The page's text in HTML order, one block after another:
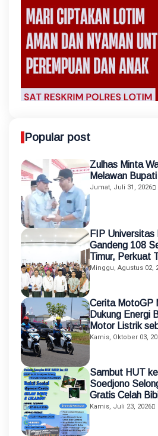
Popular post
Zulhas Minta
Melawan Bupati
Jumat, Juli 31, 2026
FIP Universitas
Gandeng 108
Timur, Perkuat
Pendidikan
Minggu, Agustus 02,
Cerita MotoGP
Dukung Energi
Motor Listrik
Petugas
Kamis, Oktober 03,
Sambut HUT
Soedjono
Gratis Celah
Langit
Kamis, Juli 23, 2026